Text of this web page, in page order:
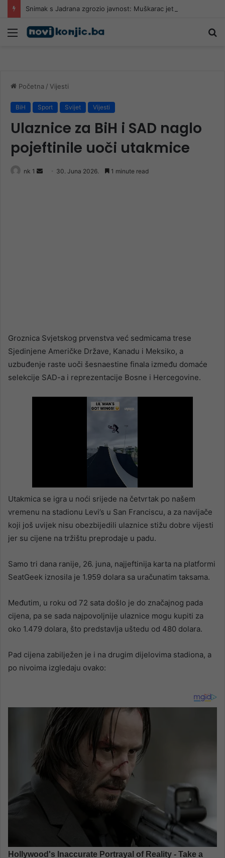
Meni
Početna / Vijesti
BiH Sport Svijet Vijesti
Ulaznice za BiH i SAD naglo
pojeftinile uoči utakmice
nk 1
Send 30. Juna 2026. 1 minute read
Groznica Svjetskog prvenstva već sedmicama trese
Sjedinjene Američke Države, Kanadu i Meksiko, a
uzbuđenje raste uoči šesnaestine finala između domaće
selekcije SAD-a i reprezentacije Bosne i Hercegovine.
Utakmica se igra u noći srijede na četvrtak po našem
vremenu na stadionu Levi’s u San Franciscu, a za navijače
koji još uvijek nisu obezbijedili ulaznice stižu dobre vijesti
jer su cijene na tržištu preprodaje u padu.
Samo tri dana ranije, 26. juna, najjeftinija karta na platformi
SeatGeek iznosila je 1.959 dolara sa uračunatim taksama.
Međutim, u roku od 72 sata došlo je do značajnog pada
cijena, pa se sada najpovoljnije ulaznice mogu kupiti za
oko 1.479 dolara, što predstavlja uštedu od 480 dolara.
Pad cijena zabilježen je i na drugim dijelovima stadiona, a
po nivoima izgledaju ovako: